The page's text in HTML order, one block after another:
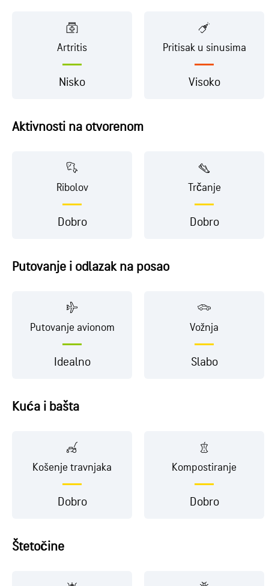
Artritis
Nisko
Pritisak u sinusima
Visoko
Aktivnosti na otvorenom
Ribolov
Dobro
Trčanje
Dobro
Putovanje i odlazak na posao
Putovanje avionom
Idealno
Vožnja
Slabo
Kuća i bašta
Košenje travnjaka
Dobro
Kompostiranje
Dobro
Štetočine